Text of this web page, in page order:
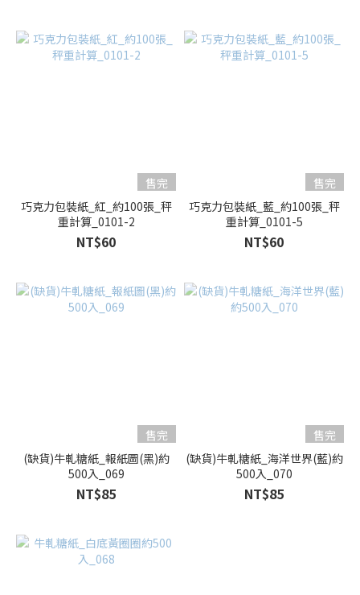
售完
巧克力包裝紙_紅_約100張_秤
重計算_0101-2
NT$60
售完
巧克力包裝紙_藍_約100張_秤
重計算_0101-5
NT$60
售完
(缺貨)牛軋糖紙_報紙圖(黑)約
500入_069
NT$85
售完
(缺貨)牛軋糖紙_海洋世界(藍)約
500入_070
NT$85